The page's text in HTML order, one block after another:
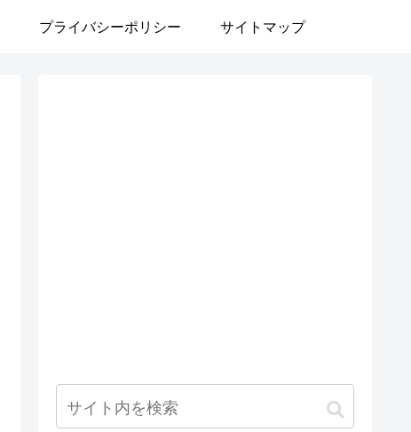
プライバシーポリシー サイトマップ